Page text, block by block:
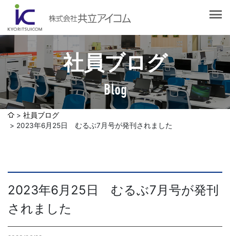
社員ブログ
Blog
会社概要
社長挨拶
企業理念
沿革
認証取得
選ばれる理由
サービス紹介
Web制作・ホームページ制作
発送代行・全国流通（ロジスティクス）
デジタルコンテンツ制作・撮影・その他
社員ブログ
社員ブログ
2023年6月25日 むるぶ7月号が発刊されました
2023年6月25日 むるぶ7月号が発刊
されました